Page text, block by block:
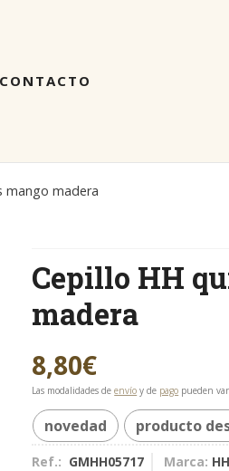
CONTACTO
mango madera
Cepillo HH
madera
8,80€
Las modalidades deenvío y de pago pueden
novedad producto
Ref.: GMHH05717 Marca: HH